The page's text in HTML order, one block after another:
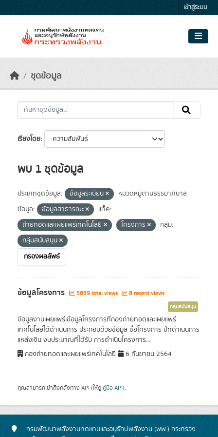
เข้าสู่ระบบ
ชุดข้อมูล
เรียงโดย
พบ 1 ชุดข้อมูล
ประเภทชุดข้อมูล: ข้อมูลระเบียน
หมวดหมู่ตามธรรมาภิบาล
ข้อมูล:
ข้อมูลสาธารณะ
แท็ค:
ถ่ายทอดและเผยแพร่เทคโนโลยี
โครงการ
กลุ่ม:
กลุ่มสนับสนุน
กรองผลลัพธ์
ข้อมูลโครงการ 5839 total views 8 recent views
กลุ่มสนับสนุน
ข้อมูลงานเผยแพร่เข้อมูลโครงการที่กองถ่ายทอดและเผยแพร่
เทคโนโลยีได้ดำเนินการ ประกอบด้วยข้อมูล ชื่อโครงการ ปีที่ดำเนินการ
แหล่งเงิน งบประมาณที่ได้รับ การดำเนินโครงการ...
กองถ่ายทอดและเผยแพร่เทคโนโลยี
6 กันยายน 2564
คุณสามารถเข้าถึงคลังทาง API (ให้ดู คู่มือ API).
กรมพัฒนาพลังงานทดแทนและอนุรักษ์พลังงาน (พพ.) กระทรวง